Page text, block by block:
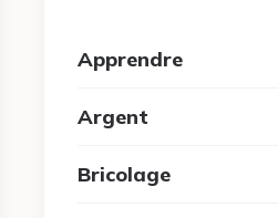
Apprendre
Argent
Bricolage